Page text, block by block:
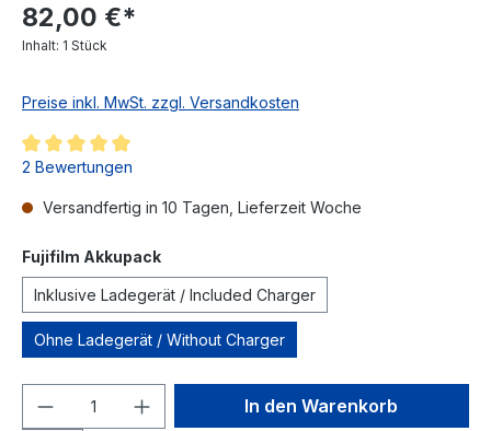
82,00 €*
Inhalt: 1 Stück
Preise inkl. MwSt. zzgl. Versandkosten
Durchschnittliche Bewertung von 5 von 5 Sternen
2 Bewertungen
Versandfertig in 10 Tagen, Lieferzeit Woche
Fujifilm Akkupack
Inklusive Ladegerät / Included Charger
Ohne Ladegerät / Without Charger
In den Warenkorb